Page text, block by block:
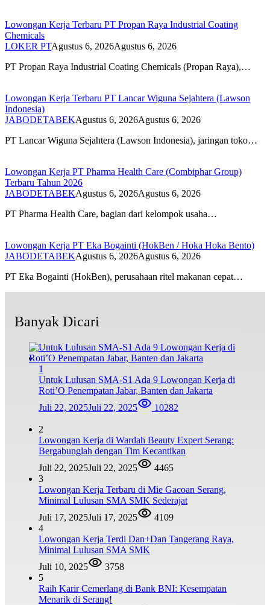
Lowongan Kerja Terbaru PT Propan Raya Industrial Coating
Chemicals
LOKER PTAgustus 6, 2026Agustus 6, 2026
PT Propan Raya Industrial Coating Chemicals (Propan Raya),…
Lowongan Kerja Terbaru PT Lancar Wiguna Sejahtera (Lawson
Indonesia)
JABODETABEKAgustus 6, 2026Agustus 6, 2026
PT Lancar Wiguna Sejahtera (Lawson Indonesia), jaringan toko…
Lowongan Kerja PT Pharma Health Care (Combiphar Group)
Terbaru Tahun 2026
JABODETABEKAgustus 6, 2026Agustus 6, 2026
PT Pharma Health Care, bagian dari kelompok usaha…
Lowongan Kerja PT Eka Bogainti (HokBen / Hoka Hoka Bento)
JABODETABEKAgustus 6, 2026Agustus 6, 2026
PT Eka Bogainti (HokBen), perusahaan ritel makanan cepat…
Banyak Dicari
1
Untuk Lulusan SMA-S1 Ada 9 Lowongan Kerja di
Roti’O Penempatan Jabar, Banten dan Jakarta
Juli 22, 2025Juli 22, 2025 10282
2
Lowongan Kerja di Wardah Beauty Expert Serang:
Bergabunglah dengan Tim Kecantikan
Juli 22, 2025Juli 22, 2025
4465
3
Lowongan Kerja Terbaru di Mie Gacoan Serang,
Minimal Lulusan SMA SMK Sederajat
Juli 17, 2025Juli 17, 2025
4109
4
Lowongan Kerja Terdi Dan+Dan Tangerang Raya,
Minimal Lulusan SMA SMK
Juli 10, 2025
3758
5
Raih Karir Cemerlang di Bank BNI: Kesempatan
Menarik di Serang!